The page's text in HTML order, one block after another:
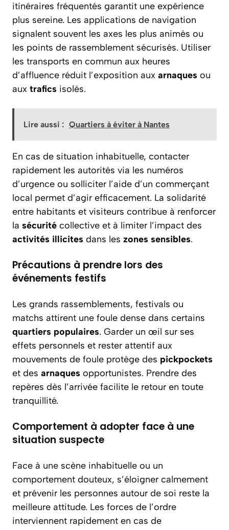
itinéraires fréquentés garantit une expérience
plus sereine. Les applications de navigation
signalent souvent les axes les plus animés ou
les points de rassemblement sécurisés. Utiliser
les transports en commun aux heures
d’affluence réduit l’exposition aux arnaques ou
aux trafics isolés.
Lire aussi : Quartiers à éviter à Nantes
En cas de situation inhabituelle, contacter
rapidement les autorités via les numéros
d’urgence ou solliciter l’aide d’un commerçant
local permet d’agir efficacement. La solidarité
entre habitants et visiteurs contribue à renforcer
la sécurité collective et à limiter l’impact des
activités illicites dans les zones sensibles.
Précautions à prendre lors des
événements festifs
Les grands rassemblements, festivals ou
matchs attirent une foule dense dans certains
quartiers populaires. Garder un œil sur ses
effets personnels et rester attentif aux
mouvements de foule protège des pickpockets
et des arnaques opportunistes. Prendre des
repères dès l’arrivée facilite le retour en toute
tranquillité.
Comportement à adopter face à une
situation suspecte
Face à une scène inhabituelle ou un
comportement douteux, s’éloigner calmement
et prévenir les personnes autour de soi reste la
meilleure attitude. Les forces de l’ordre
interviennent rapidement en cas de